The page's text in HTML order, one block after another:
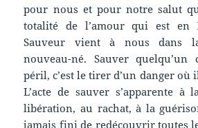
pour nous et pour notre salut
totalité de l’amour qui est en
Sauveur vient à nous dans
nouveau-né. Sauver quelqu’un
péril, c’est le tirer d’un danger
L’acte de sauver s’apparente à
libération, au rachat, à la
jamais fini de redécouvrir toutes